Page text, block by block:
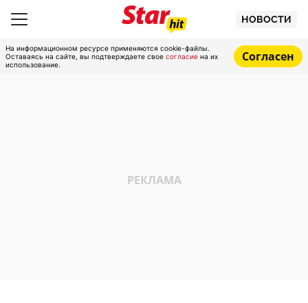
НОВОСТИ
На информационном ресурсе применяются cookie-файлы.
Оставаясь на сайте, вы подтверждаете свое согласие на их
использование.
Согласен